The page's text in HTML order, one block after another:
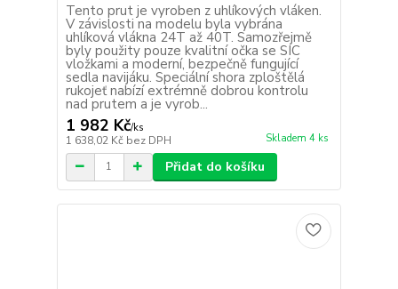
Tento prut je vyroben z uhlíkových vláken.
V závislosti na modelu byla vybrána
uhlíková vlákna 24T až 40T. Samozřejmě
byly použity pouze kvalitní očka se SIC
vložkami a moderní, bezpečně fungující
sedla navijáku. Speciální shora zploštělá
rukojeť nabízí extrémně dobrou kontrolu
nad prutem a je vyrob...
1 982 Kč/ks
1 638,02 Kč bez DPH Skladem 4 ks
Přidat do košíku